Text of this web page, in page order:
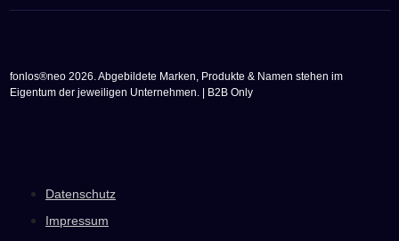
fonlos®neo 2026. Abgebildete Marken, Produkte & Namen stehen im
Eigentum der jeweiligen Unternehmen. | B2B Only
Datenschutz
Impressum